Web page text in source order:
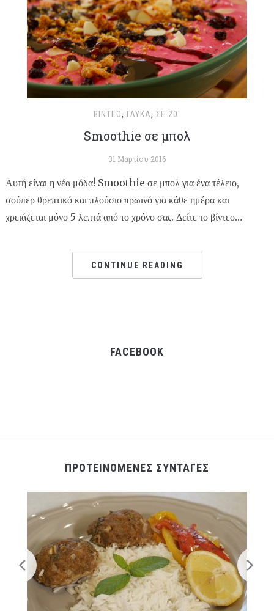
ΒΊΝΤΕΟ, ΓΛΥΚΆ, ΣΕ 20'
Smoothie σε μπολ
31 Μαρτίου 2016
Αυτή είναι η νέα μόδα! Smoothie σε μπολ για ένα τέλειο,
σούπερ θρεπτικό και πλούσιο πρωινό για κάθε ημέρα και
χρειάζεται μόνο 5 λεπτά από το χρόνο σας. Δείτε το βίντεο…
CONTINUE READING
FACEBOOK
ΠΡΟΤΕΙΝΟΜΕΝΕΣ ΣΥΝΤΑΓΕΣ